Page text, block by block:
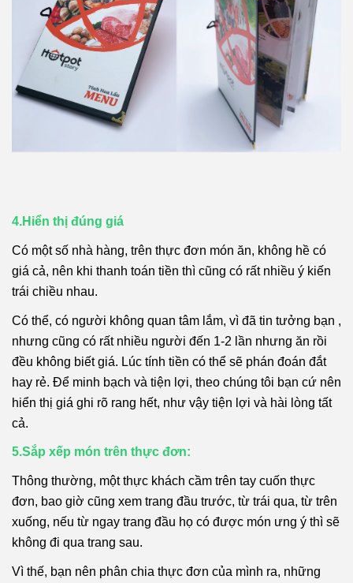
4.Hiển thị đúng giá
Có một số nhà hàng, trên thực đơn món ăn, không hề có
giá cả, nên khi thanh toán tiền thì cũng có rất nhiều ý kiến
trái chiều nhau.
Có thể, có người không quan tâm lắm, vì đã tin tưởng bạn ,
nhưng cũng có rất nhiều người đến 1-2 lần nhưng ăn rồi
đều không biết giá. Lúc tính tiền có thể sẽ phán đoán đắt
hay rẻ. Để minh bạch và tiện lợi, theo chúng tôi bạn cứ nên
hiển thị giá ghi rõ rang hết, như vậy tiện lợi và hài lòng tất
cả.
5.Sắp xếp món trên thực đơn:
Thông thường, một thực khách cầm trên tay cuốn thực
đơn, bao giờ cũng xem trang đầu trước, từ trái qua, từ trên
xuống, nếu từ ngay trang đầu họ có được món ưng ý thì sẽ
không đi qua trang sau.
Vì thế, bạn nên phân chia thực đơn của mình ra, những